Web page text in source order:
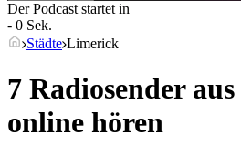
Der Podcast startet in
- 0 Sek.
Städte Limerick
7 Radiosender aus
online hören